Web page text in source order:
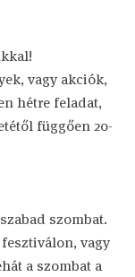
vagy akciók,
hétre feladat,
függően 20-
szombat.
vagy
a szombat a